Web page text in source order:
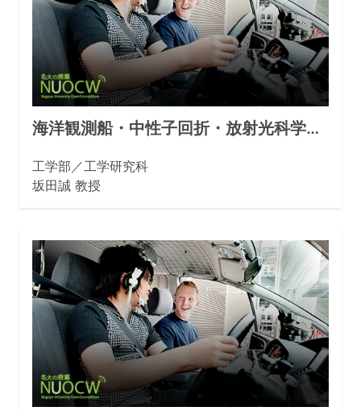
海洋観測船・中性子回折・放射光科学…
工学部／工学研究科
坂田誠 教授